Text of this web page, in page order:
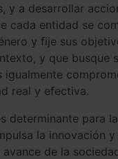
y a desarrollar
cada entidad se
y fije sus
y que busque
igualmente
real y efectiva.
determinante para
la innovación
de la